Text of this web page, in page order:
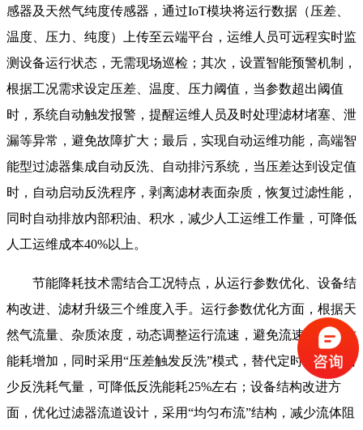
感器及天然气纯度传感器，通过IoT模块将运行数据（压差、
温度、压力、纯度）上传至云端平台，运维人员可远程实时监
测设备运行状态，无需现场巡检；其次，设置智能预警机制，
根据工况需求设定压差、温度、压力阈值，当参数超出阈值
时，系统自动触发报警，提醒运维人员及时处理滤材堵塞、泄
漏等异常，避免故障扩大；最后，实现自动运维功能，高端智
能型过滤器集成自动反洗、自动排污系统，当压差达到设定值
时，自动启动反洗程序，剥离滤材表面杂质，恢复过滤性能，
同时自动排放内部积油、积水，减少人工运维工作量，可降低
人工运维成本40%以上。
节能降耗技术需结合工况特点，从运行参数优化、设备结
构改进、滤材升级三个维度入手。运行参数优化方面，根据天
然气流量、杂质浓度，动态调整运行流速，避免流速过快导致
能耗增加，同时采用“压差触发反洗”模式，替代定时反洗，减
少反洗耗气量，可降低反洗能耗25%左右；设备结构改进方
面，优化过滤器流道设计，采用“均匀布流”结构，减少流体阻